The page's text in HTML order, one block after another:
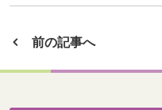
前の記事へ